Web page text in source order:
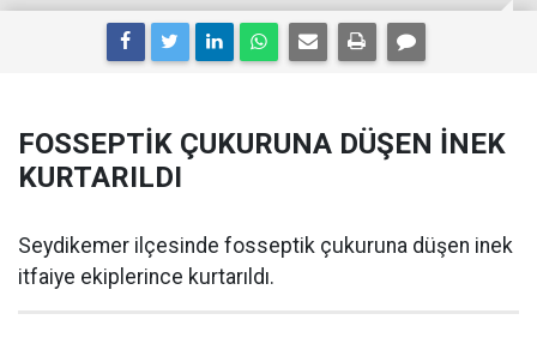
FOSSEPTİK ÇUKURUNA DÜŞEN İNEK
KURTARILDI
Seydikemer ilçesinde fosseptik çukuruna düşen inek
itfaiye ekiplerince kurtarıldı.